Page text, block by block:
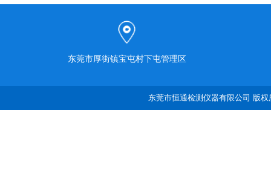
东莞市厚街镇宝屯村下屯管理区
东莞市恒通检测仪器有限公司 版